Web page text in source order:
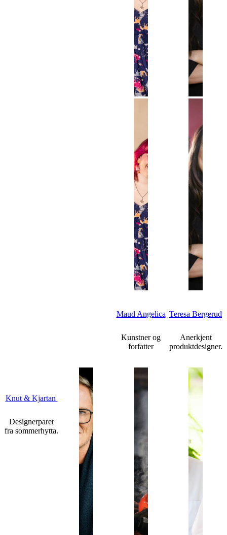
Maud Angelica
Kunstner og
forfatter
Teresa Bergerud
Anerkjent
produktdesigner.
Knut & Kjartan
Designerparet
fra sommerhytta.